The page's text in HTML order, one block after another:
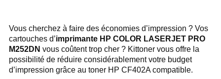
Vous cherchez à faire des économies d’impression ? Vos
cartouches d’imprimante HP COLOR LASERJET PRO
M252DN vous coûtent trop cher ? Kittoner vous offre la
possibilité de réduire considérablement votre budget
d’impression grâce au toner HP CF402A compatible.